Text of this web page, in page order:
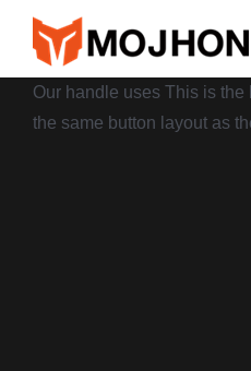
内
Our handle uses This is
the same button layout as